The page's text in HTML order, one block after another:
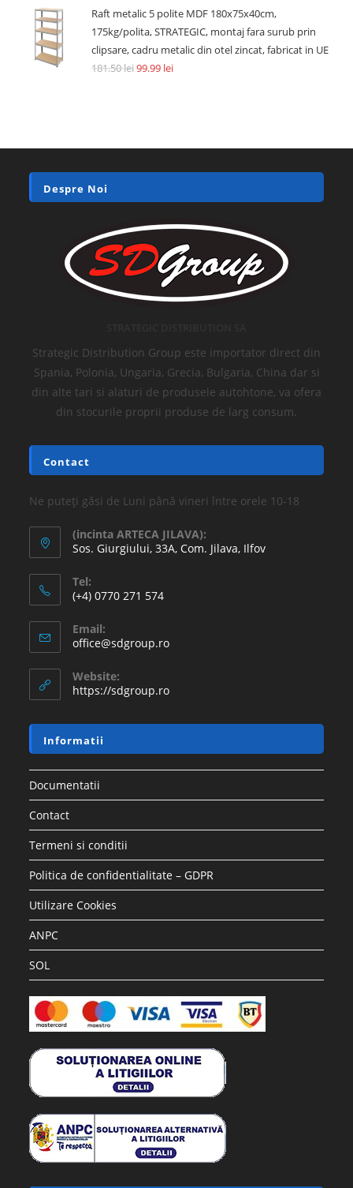
Raft metalic 5 polite MDF 180x75x40cm,
175kg/polita, STRATEGIC, montaj fara surub prin
clipsare, cadru metalic din otel zincat, fabricat in UE
181.50lei99.99 lei
Despre Noi
Strategic Distribution Group este importator direct din
Spania, Polonia, Ungaria, Grecia, Bulgaria, China dar si
din alte tari si alaturi de produsele autohtone, va ofera
din stocurile proprii produse de larg consum.
Contact
Ne puteți găsi de Luni până vineri între orele 10-18
(incinta ARTECA JILAVA):
Sos. Giurgiului, 33A, Com. Jilava, Ilfov
Tel:
(+4) 0770 271 574
Email:
office@sdgroup.ro
Website:
https://sdgroup.ro
Informatii
Documentatii
Contact
Termeni si conditii
Politica de confidentialitate – GDPR
Utilizare Cookies
ANPC
SOL